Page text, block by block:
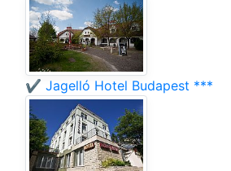
✔️ Jagelló Hotel Budapest ***